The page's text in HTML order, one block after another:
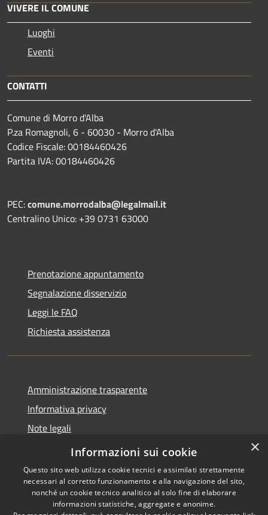
VIVERE IL COMUNE
Luoghi
Eventi
CONTATTI
Comune di Morro d'Alba
P.za Romagnoli, 6 - 60030 - Morro d'Alba
Codice Fiscale: 00184460426
Partita IVA: 00184460426
PEC:comune.morrodalba@legalmail.it
Centralino Unico: +39 0731 63000
Prenotazione appuntamento
Segnalazione disservizio
Leggi le FAQ
Richiesta assistenza
Amministrazione trasparente
Informativa privacy
Note legali
Dichiarazione di accessibilità
Copyright © 2026 • Comune di
×
Informazioni sui cookie
Questo sito web utilizza cookie tecnici e assimilati strettamente
necessari al corretto funzionamento e alla navigazione del sito,
nonché un cookie tecnico analitico al solo fine di elaborare
informazioni statistiche, aggregate e anonime.